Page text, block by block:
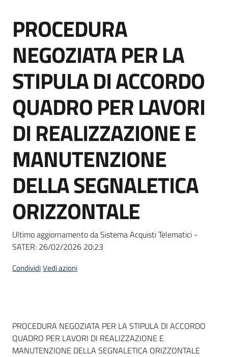
e
strumenti
acquisto
Supporto
Piattaforme
telematiche
site
Salta al contenuto
PROCEDURA
NEGOZIATA PER LA
STIPULA DI ACCORDO
QUADRO PER LAVORI
DI REALIZZAZIONE E
MANUTENZIONE
DELLA SEGNALETICA
ORIZZONTALE
Ultimo aggiornamento da Sistema Acquisti Telematici -
SATER: 26/02/2026 20:23
CondividiVedi azioni
Dati del bando
PROCEDURA NEGOZIATA PER LA STIPULA DI ACCORDO
QUADRO PER LAVORI DI REALIZZAZIONE E
MANUTENZIONE DELLA SEGNALETICA ORIZZONTALE